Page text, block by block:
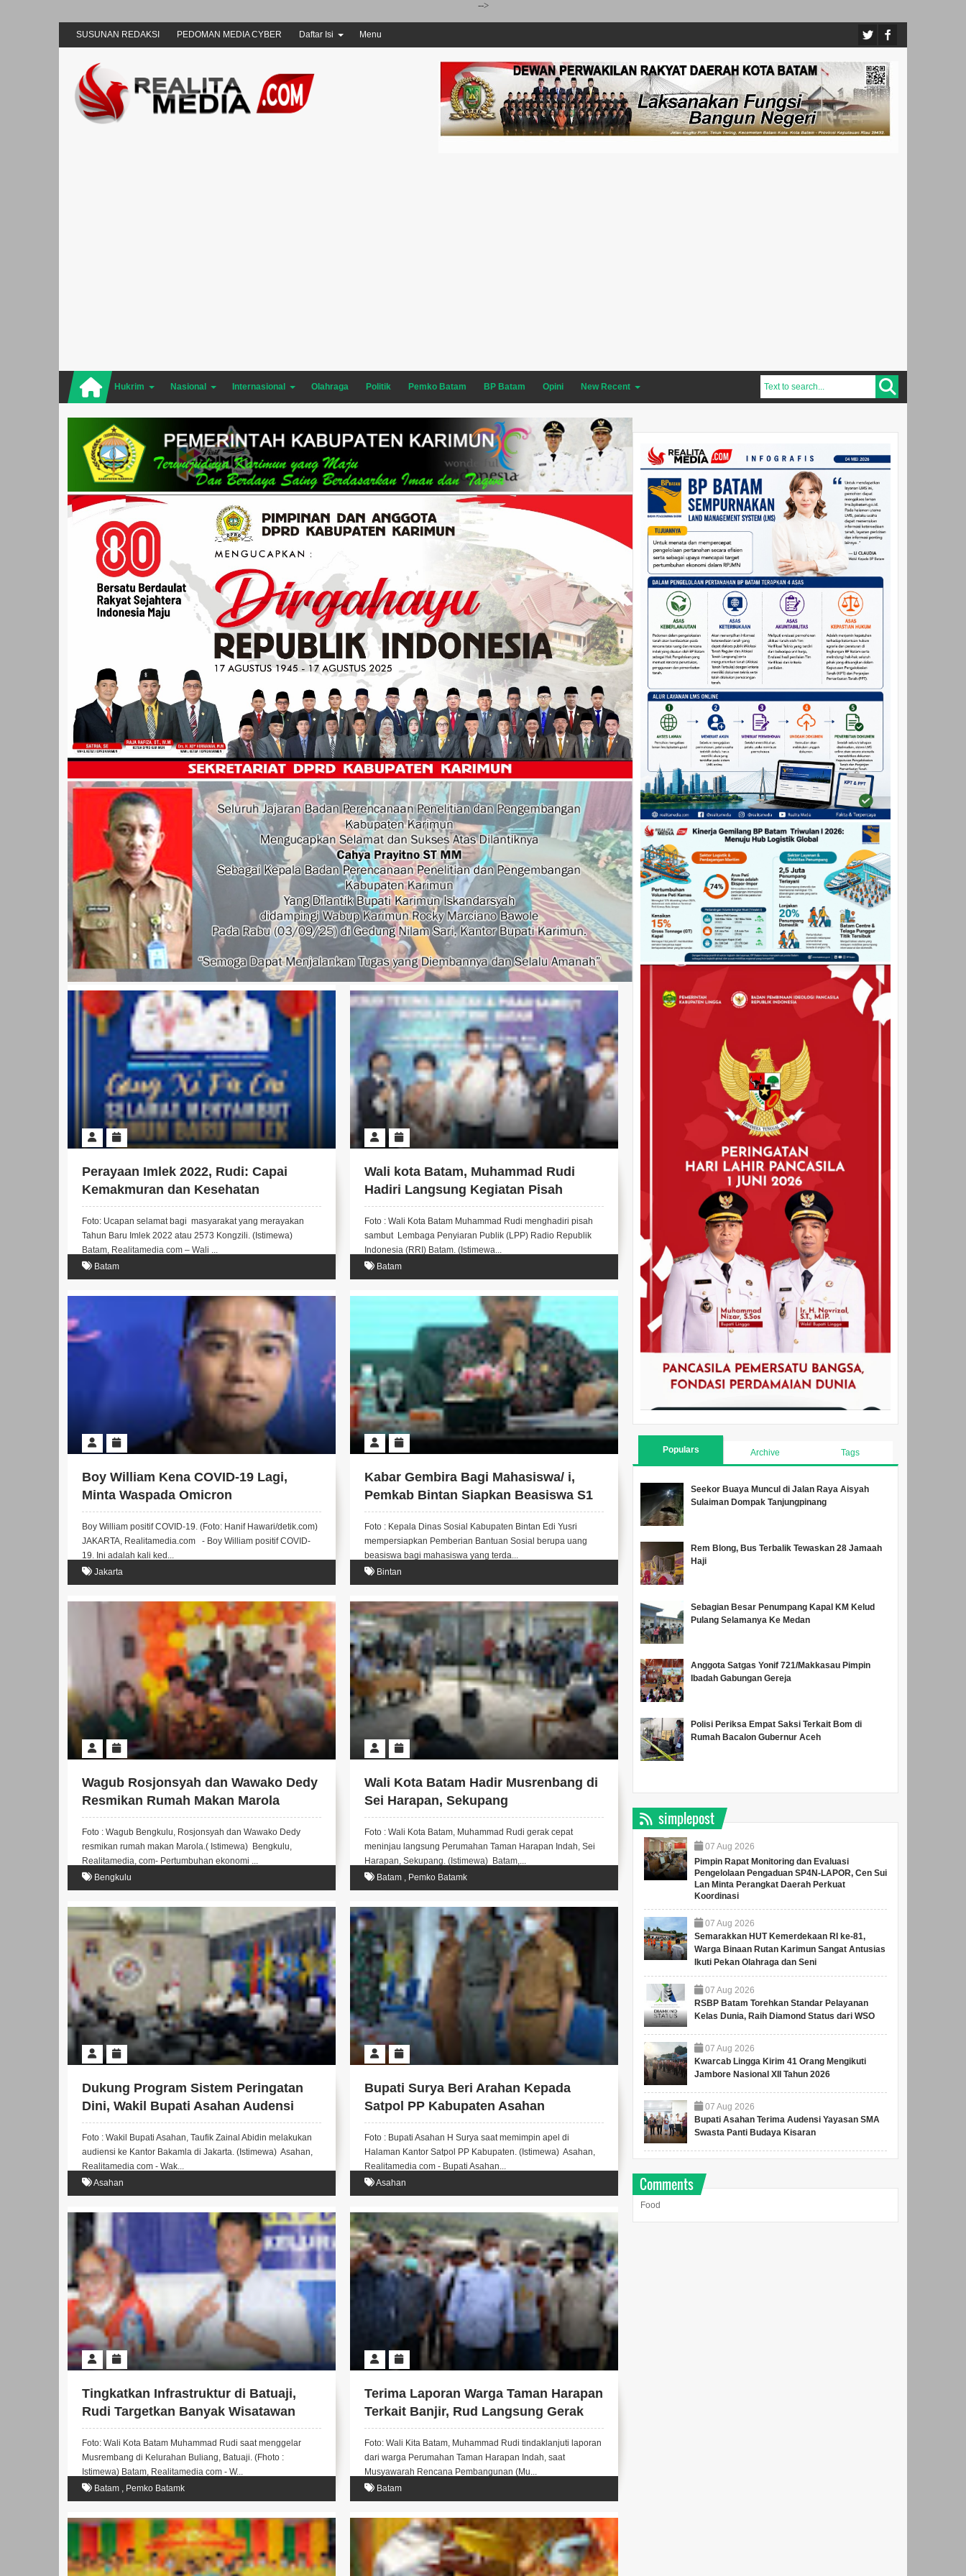
-->
SUSUNAN REDAKSI PEDOMAN MEDIA CYBER Daftar Isi Menu
Hukrim Nasional Internasional Olahraga Politik Pemko Batam BP Batam Opini New Recent
Perayaan Imlek 2022, Rudi: Capai
Kemakmuran dan Kesehatan
Foto: Ucapan selamat bagi masyarakat yang merayakan
Tahun Baru Imlek 2022 atau 2573 Kongzili. (Istimewa)
Batam, Realitamedia com – Wali ...
Batam
Wali kota Batam, Muhammad Rudi
Hadiri Langsung Kegiatan Pisah
Sambut Kepala RRI Batam
Foto : Wali Kota Batam Muhammad Rudi menghadiri pisah
sambut Lembaga Penyiaran Publik (LPP) Radio Republik
Indonesia (RRI) Batam. (Istimewa...
Batam
Boy William Kena COVID-19 Lagi,
Minta Waspada Omicron
Boy William positif COVID-19. (Foto: Hanif Hawari/detik.com)
JAKARTA, Realitamedia.com - Boy William positif COVID-
19. Ini adalah kali ked...
Jakarta
Kabar Gembira Bagi Mahasiswa/ i,
Pemkab Bintan Siapkan Beasiswa S1
Foto : Kepala Dinas Sosial Kabupaten Bintan Edi Yusri
mempersiapkan Pemberian Bantuan Sosial berupa uang
beasiswa bagi mahasiswa yang terda...
Bintan
Wagub Rosjonsyah dan Wawako Dedy
Resmikan Rumah Makan Marola
Foto : Wagub Bengkulu, Rosjonsyah dan Wawako Dedy
resmikan rumah makan Marola.( Istimewa) Bengkulu,
Realitamedia, com- Pertumbuhan ekonomi ...
Bengkulu
Wali Kota Batam Hadir Musrenbang di
Sei Harapan, Sekupang
Foto : Wali Kota Batam, Muhammad Rudi gerak cepat
meninjau langsung Perumahan Taman Harapan Indah, Sei
Harapan, Sekupang. (Istimewa) Batam,...
Batam, Pemko Batamk
Dukung Program Sistem Peringatan
Dini, Wakil Bupati Asahan Audensi
Dengan Bakamla
Foto : Wakil Bupati Asahan, Taufik Zainal Abidin melakukan
audiensi ke Kantor Bakamla di Jakarta. (Istimewa) Asahan,
Realitamedia com - Wak...
Asahan
Bupati Surya Beri Arahan Kepada
Satpol PP Kabupaten Asahan
Foto : Bupati Asahan H Surya saat memimpin apel di
Halaman Kantor Satpol PP Kabupaten. (Istimewa) Asahan,
Realitamedia com - Bupati Asahan...
Asahan
Tingkatkan Infrastruktur di Batuaji,
Rudi Targetkan Banyak Wisatawan
Kunjungi Masjid Mahmud Riayat Syah
Foto: Wali Kota Batam Muhammad Rudi saat menggelar
Musrembang di Kelurahan Buliang, Batuaji. (Fhoto :
Istimewa) Batam, Realitamedia com - W...
Batam, Pemko Batamk
Terima Laporan Warga Taman Harapan
Terkait Banjir, Rud Langsung Gerak
Cepat Cek Lokasi
Foto: Wali Kita Batam, Muhammad Rudi tindaklanjuti laporan
dari warga Perumahan Taman Harapan Indah, saat
Musyawarah Rencana Pembangunan (Mu...
Batam
Populars Archive Tags
Seekor Buaya Muncul di Jalan Raya Aisyah
Sulaiman Dompak Tanjungpinang
Rem Blong, Bus Terbalik Tewaskan 28 Jamaah
Haji
Sebagian Besar Penumpang Kapal KM Kelud
Pulang Selamanya Ke Medan
Anggota Satgas Yonif 721/Makkasau Pimpin
Ibadah Gabungan Gereja
Polisi Periksa Empat Saksi Terkait Bom di
Rumah Bacalon Gubernur Aceh
simplepost
07 Aug 2026
Pimpin Rapat Monitoring dan Evaluasi
Pengelolaan Pengaduan SP4N-LAPOR, Cen Sui
Lan Minta Perangkat Daerah Perkuat
Koordinasi
07 Aug 2026
Semarakkan HUT Kemerdekaan RI ke-81,
Warga Binaan Rutan Karimun Sangat Antusias
Ikuti Pekan Olahraga dan Seni
07 Aug 2026
RSBP Batam Torehkan Standar Pelayanan
Kelas Dunia, Raih Diamond Status dari WSO
07 Aug 2026
Kwarcab Lingga Kirim 41 Orang Mengikuti
Jambore Nasional XII Tahun 2026
07 Aug 2026
Bupati Asahan Terima Audensi Yayasan SMA
Swasta Panti Budaya Kisaran
Comments
Food